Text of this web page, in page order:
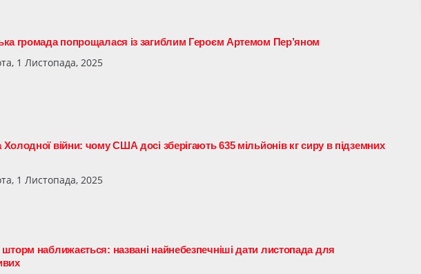
громада попрощалася із загиблим Героєм Артемом Пер’яном
1 Листопада, 2025
війни: чому США досі зберігають 635 мільйонів кг сиру в підземних
1 Листопада, 2025
наближається: названі найнебезпечніші дати листопада для